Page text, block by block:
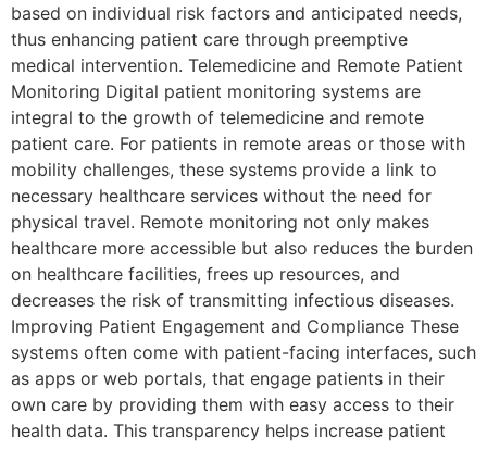
based on individual risk factors and anticipated needs,
thus enhancing patient care through preemptive
medical intervention. Telemedicine and Remote Patient
Monitoring Digital patient monitoring systems are
integral to the growth of telemedicine and remote
patient care. For patients in remote areas or those with
mobility challenges, these systems provide a link to
necessary healthcare services without the need for
physical travel. Remote monitoring not only makes
healthcare more accessible but also reduces the burden
on healthcare facilities, frees up resources, and
decreases the risk of transmitting infectious diseases.
Improving Patient Engagement and Compliance These
systems often come with patient-facing interfaces, such
as apps or web portals, that engage patients in their
own care by providing them with easy access to their
health data. This transparency helps increase patient